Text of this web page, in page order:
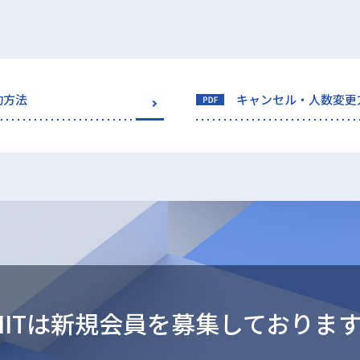
方法 キャンセル・人数変
は新規会員を募集しておりま